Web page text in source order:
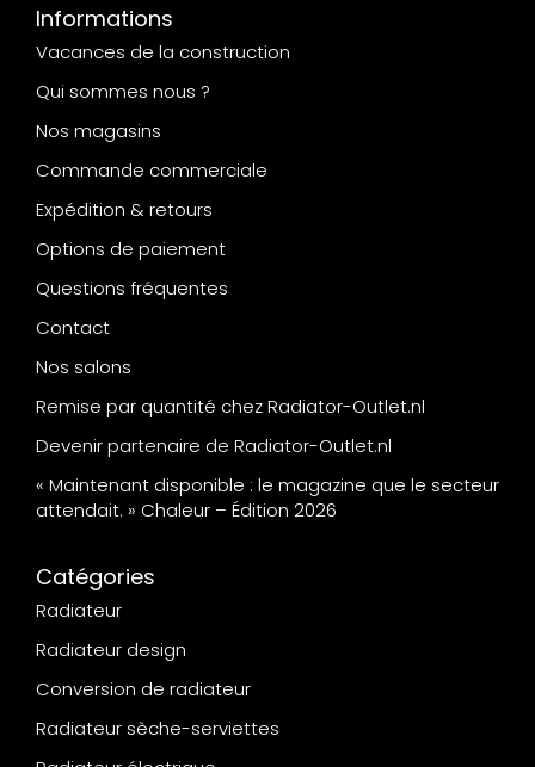
Informations
Vacances de la construction
Qui sommes nous ?
Nos magasins
Commande commerciale
Expédition & retours
Options de paiement
Questions fréquentes
Contact
Nos salons
Remise par quantité chez Radiator-Outlet.nl
Devenir partenaire de Radiator-Outlet.nl
« Maintenant disponible : le magazine que le secteur
attendait. » Chaleur – Édition 2026
Catégories
Radiateur
Radiateur design
Conversion de radiateur
Radiateur sèche-serviettes